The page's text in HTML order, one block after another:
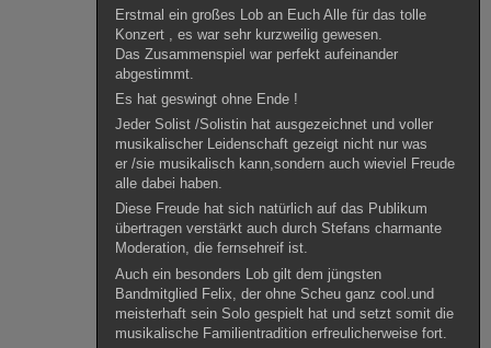
Erstmal ein großes Lob an Euch Alle für das tolle
Konzert , es war sehr kurzweilig gewesen.
Das Zusammenspiel war perfekt aufeinander
abgestimmt.
Es hat geswingt ohne Ende !
Jeder Solist /Solistin hat ausgezeichnet und voller
musikalischer Leidenschaft gezeigt nicht nur was
er /sie musikalisch kann,sondern auch wieviel Freude
alle dabei haben.
Diese Freude hat sich natürlich auf das Publikum
übertragen verstärkt auch durch Stefans charmante
Moderation, die fernsehreif ist.
Auch ein besonders Lob gilt dem jüngsten
Bandmitglied Felix, der ohne Scheu ganz cool.und
meisterhaft sein Solo gespielt hat und setzt somit die
musikalische Familientradition erfreulicherweise fort.